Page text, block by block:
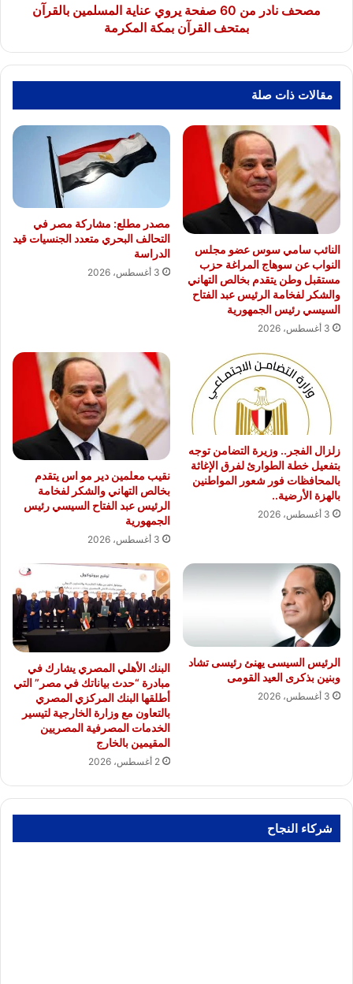
بمتحف
مصحف نادر من 60 صفحة يروي عناية المسلمين بالقرآن
بمتحف القرآن بمكة المكرمة
مقالات ذات صلة
النائب سامي سوس عضو مجلس
النواب عن سوهاج المراغة حزب
مستقبل وطن يتقدم بخالص التهاني
والشكر لفخامة الرئيس عبد الفتاح
السيسي رئيس الجمهورية
3 أغسطس، 2026
مصدر مطلع: مشاركة مصر في
التحالف البحري متعدد الجنسيات قيد
الدراسة
3 أغسطس، 2026
زلزال الفجر.. وزيرة التضامن توجه
بتفعيل خطة الطوارئ لفرق الإغاثة
بالمحافظات فور شعور المواطنين
بالهزة الأرضية..
3 أغسطس، 2026
نقيب معلمين دير مو اس يتقدم
بخالص التهاني والشكر لفخامة
الرئيس عبد الفتاح السيسي رئيس
الجمهورية
3 أغسطس، 2026
الرئيس السيسى يهنئ رئيسى تشاد
وبنين بذكرى العيد القومى
3 أغسطس، 2026
البنك الأهلي المصري يشارك في
مبادرة “حدث بياناتك في مصر” التي
أطلقها البنك المركزي المصري
بالتعاون مع وزارة الخارجية لتيسير
الخدمات المصرفية المصريين
المقيمين بالخارج
2 أغسطس، 2026
شركاء النجاح